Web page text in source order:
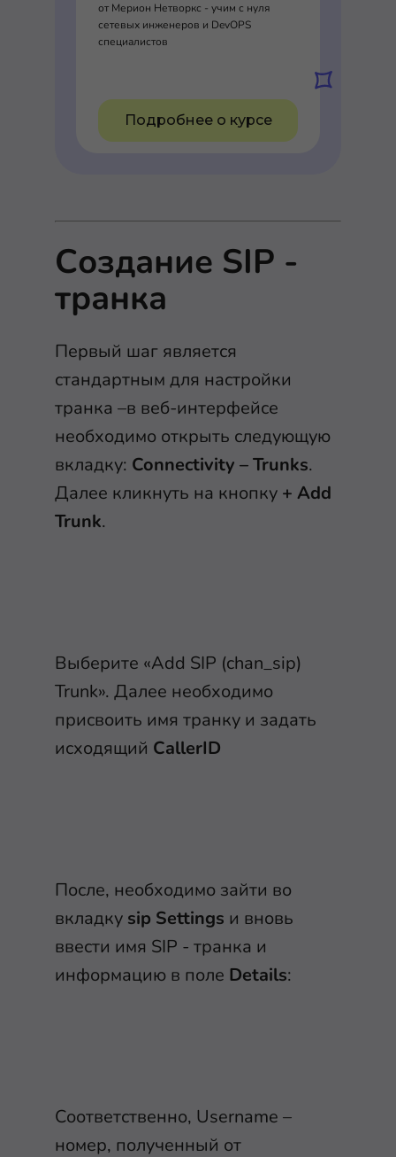
от Мерион Нетворкс - учим с нуля
сетевых инженеров и DevOPS
специалистов
Подробнее о курсе
Создание SIP -
транка
Первый шаг является
стандартным для настройки
транка –в веб-интерфейсе
необходимо открыть следующую
вкладку: Connectivity – Trunks.
Далее кликнуть на кнопку + Add
Trunk.
Выберите «Add SIP (chan_sip)
Trunk». Далее необходимо
присвоить имя транку и задать
исходящий CallerID
После, необходимо зайти во
вкладку sip Settings и вновь
ввести имя SIP - транка и
информацию в поле Details:
Соответственно, Username –
номер, полученный от